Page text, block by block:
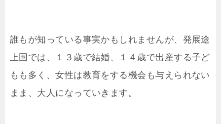
誰もが知っている事実かもしれませんが、発展途
上国では、１３歳で結婚、１４歳で出産する子ど
もも多く、女性は教育をする機会も与えられない
まま、大人になっていきます。